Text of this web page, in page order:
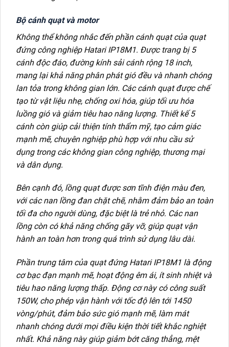
Bộ cánh quạt và motor
Không thể không nhắc đến phần cánh quạt của quạt
đứng công nghiệp Hatari IP18M1. Được trang bị 5
cánh độc đáo, đường kính sải cánh rộng 18 inch,
mang lại khả năng phân phát gió đều và nhanh chóng
lan tỏa trong không gian lớn. Các cánh quạt được chế
tạo từ vật liệu nhẹ, chống oxi hóa, giúp tối ưu hóa
luồng gió và giảm tiêu hao năng lượng. Thiết kế 5
cánh còn giúp cải thiện tính thẩm mỹ, tạo cảm giác
mạnh mẽ, chuyên nghiệp phù hợp với nhu cầu sử
dụng trong các không gian công nghiệp, thương mại
và dân dụng.
Bên cạnh đó, lồng quạt được sơn tĩnh điện màu đen,
với các nan lồng đan chặt chẽ, nhằm đảm bảo an toàn
tối đa cho người dùng, đặc biệt là trẻ nhỏ. Các nan
lồng còn có khả năng chống gãy vỡ, giúp quạt vận
hành an toàn hơn trong quá trình sử dụng lâu dài.
Phần trung tâm của quạt đứng Hatari IP18M1 là động
cơ bạc đạn mạnh mẽ, hoạt động êm ái, ít sinh nhiệt và
tiêu hao năng lượng thấp. Động cơ này có công suất
150W, cho phép vận hành với tốc độ lên tới 1450
vòng/phút, đảm bảo sức gió mạnh mẽ, làm mát
nhanh chóng dưới mọi điều kiện thời tiết khắc nghiệt
nhất. Khả năng này giúp giảm bớt căng thẳng, mệt